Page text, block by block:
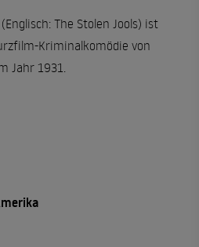
The Stolen Jools) ist
Kriminalkomödie von
Jahr 1931.